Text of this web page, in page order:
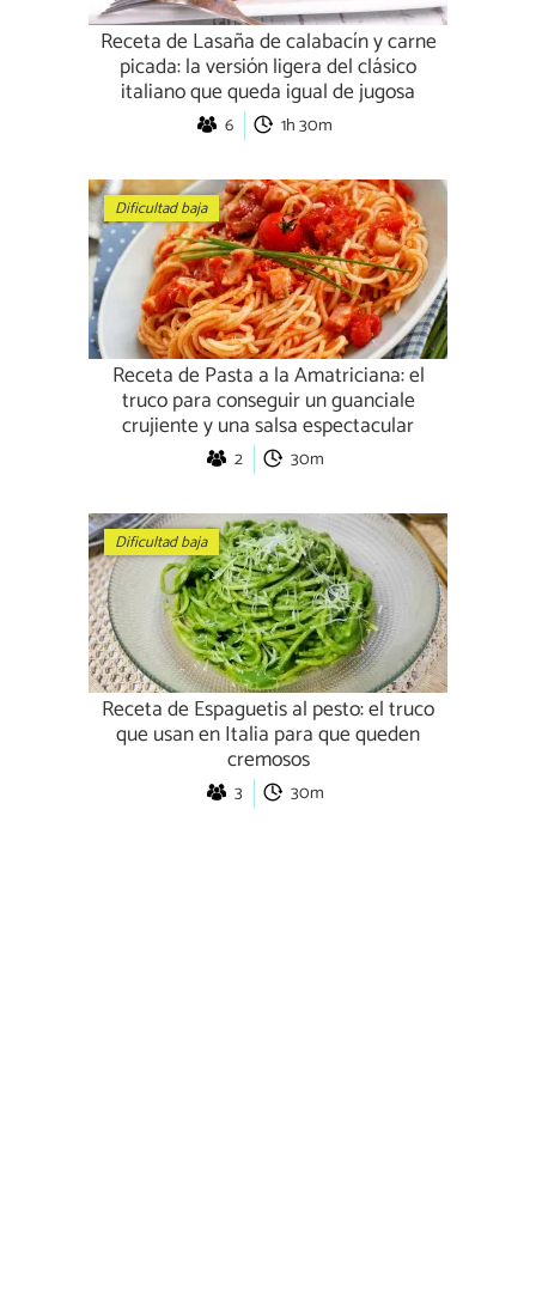
Receta de Lasaña de calabacín y carne
picada: la versión ligera del clásico
italiano que queda igual de jugosa
6 1h 30m
Dificultad baja
Receta de Pasta a la Amatriciana: el
truco para conseguir un guanciale
crujiente y una salsa espectacular
2 30m
Dificultad baja
Receta de Espaguetis al pesto: el truco
que usan en Italia para que queden
cremosos
3 30m